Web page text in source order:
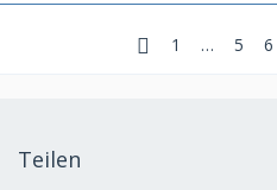
1 … 5 6
Teilen